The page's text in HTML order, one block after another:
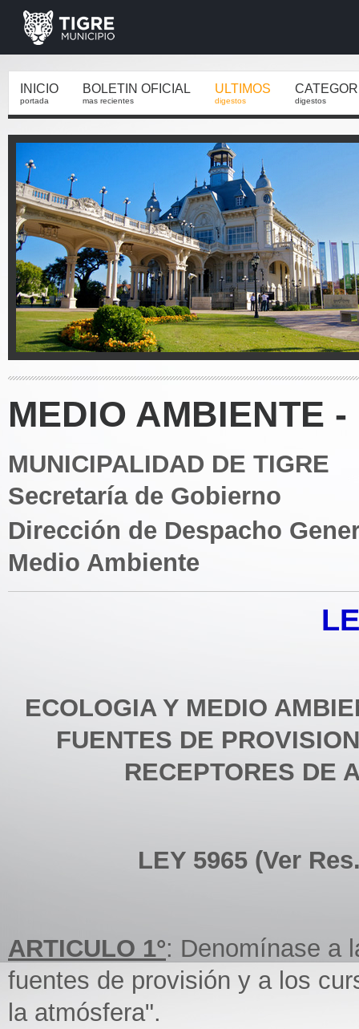
INICIO
portada
BOLETIN OFICIAL
mas recientes
ULTIMOS
digestos digestos
MEDIO AMBIENTE -
MUNICIPALIDAD DE TIGRE
Secretaría de Gobierno
Dirección de Despacho
Medio Ambiente
ECOLOGIA Y MEDIO
FUENTES DE
RECEPTORES DE
LEY 5965 (Ver
ARTICULO 1°: Denomínase a
fuentes de provisión y a los
la atmósfera".